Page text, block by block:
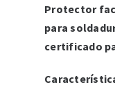
Protector
para
certificado